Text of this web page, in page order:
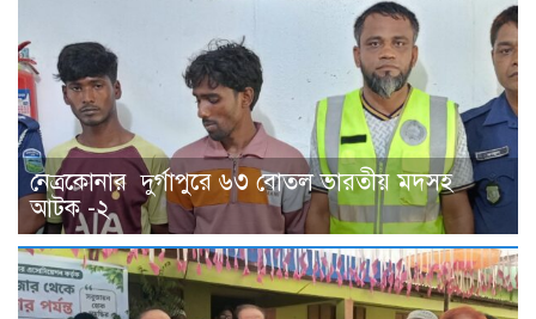
নেত্রকোনার দুর্গাপুরে ৬৩ বোতল ভারতীয় মদসহ
আটক -২